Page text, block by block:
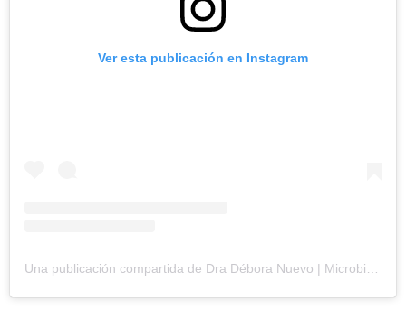
Ver esta publicación en Instagram